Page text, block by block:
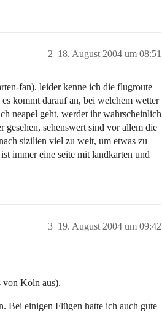
18. August 2004 um 08:51
2
fan). leider kenne ich die flugroute
kommt darauf an, bei welchem wetter
neapel geht, werdet ihr wahrscheinlich
sehenswert sind vor allem die
sizilien viel zu weit, um etwas zu
immer eine seite mit landkarten und
19. August 2004 um 09:42
3
von Köln aus).
Bei einigen Flügen hatte ich auch gute